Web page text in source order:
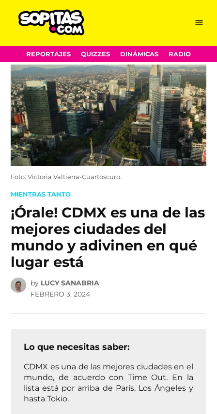
Skip
to
content
Menu
REPORTAJES QUIZZES DINÁMICAS RADIO
Foto: Victoria Valtierra-Cuartoscuro.
POSTED
MIENTRAS TANTO
¡Órale! CDMX es una de las
mejores ciudades del
mundo y adivinen en qué
lugar está
by LUCY SANABRIA
FEBRERO 3, 2024
Lo que necesitas saber:
CDMX es una de las mejores ciudades en el
mundo, de acuerdo con Time Out. En la
lista está por arriba de París, Los Ángeles y
hasta Tokio.